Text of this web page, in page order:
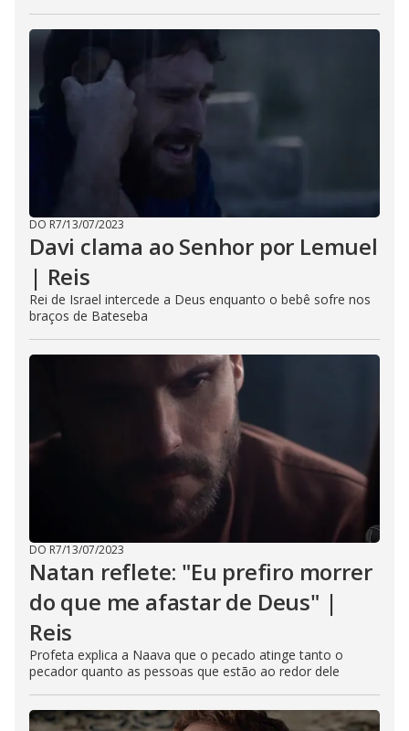
DO R7/13/07/2023
Davi clama ao Senhor por Lemuel
| Reis
Rei de Israel intercede a Deus enquanto o bebê sofre nos
braços de Bateseba
DO R7/13/07/2023
Natan reflete: "Eu prefiro morrer
do que me afastar de Deus" |
Reis
Profeta explica a Naava que o pecado atinge tanto o
pecador quanto as pessoas que estão ao redor dele